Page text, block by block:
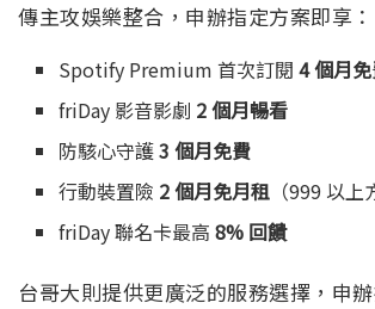
傳主攻娛樂整合，申辦指定方案即享：
Spotify Premium 首次訂閱4 個月
friDay 影音影劇 2 個月暢看
防駭心守護3 個月免費
行動裝置險 2 個月免月租 （999 以上
friDay 聯名卡最高8% 回饋
台哥大則提供更廣泛的服務選擇，申